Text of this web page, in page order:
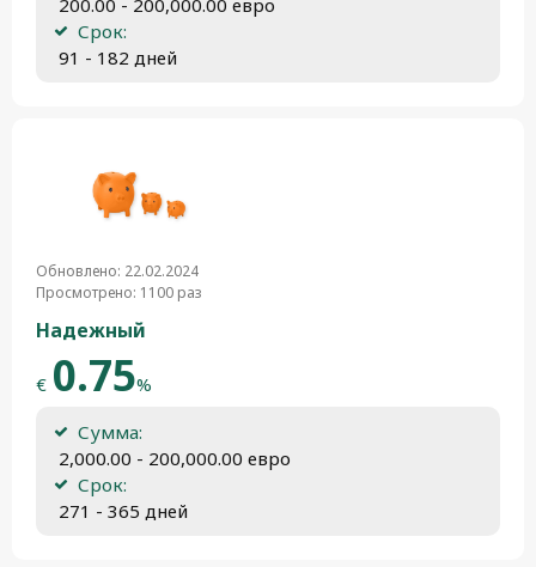
Срок:
91 - 182 дней
Обновлено: 22.02.2024
Просмотрено: 1100 раз
Надежный
€ 0.75%
Сумма:
2,000.00 - 200,000.00 евро
Срок:
271 - 365 дней